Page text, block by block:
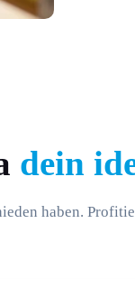
dein
haben.